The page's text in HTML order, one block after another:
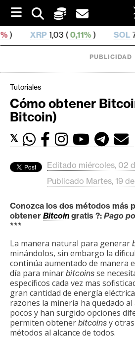
i
p
t
o
( 0,11%) SOL76,48 ( 2,15%)
C
r
p
t
o
r
d
o
s
B
i
t
PUBLICIDAD
Tutoriales
Cómo obtener
Bitcoin)
𝕏
Editado miércoles, 02
Publicado Martes, 19
Conozca los dos métodos más
obtener Bitcoin gratis ?: Pago
***
La manera natural para generar
minándolos, sin embargo la
continúa aumentado de manera
día para minar bitcoins se
específicos cada vez mas
gran cantidad de energía
razones la minería ha quedado al
pocos y han surgido opciones
permiten obtener bitcoins y
métodos al alcance de todos.